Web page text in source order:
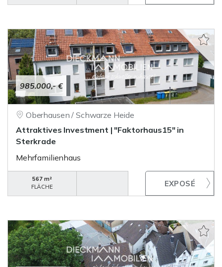
985.000,- €
Oberhausen / Schwarze Heide
Attraktives Investment | "Faktorhaus15" in
Sterkrade
Mehrfamilienhaus
567 m²
FLÄCHE